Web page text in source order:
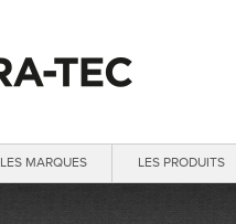
LES MARQUES LES PRODUITS